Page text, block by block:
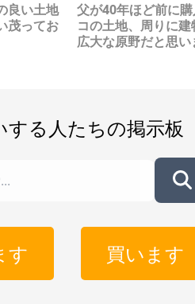
良い土地
茂ってお
父が40年ほど前に
コの土地、周りに
広大な原野だと思い
る人たちの掲示板
す 買います